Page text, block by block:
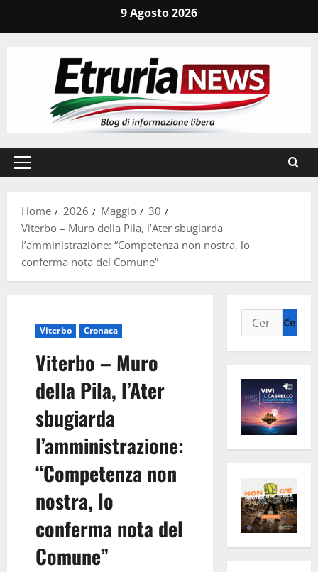
9 Agosto 2026
Menu
Home
2026 Maggio
30
Viterbo – Muro della Pila, l’Ater sbugiarda
l’amministrazione: “Competenza non nostra, lo
conferma nota del Comune”
Viterbo Cronaca
Viterbo – Muro
della Pila, l’Ater
sbugiarda
l’amministrazione:
“Competenza non
nostra, lo
conferma nota del
Comune”
Ricerca
per: